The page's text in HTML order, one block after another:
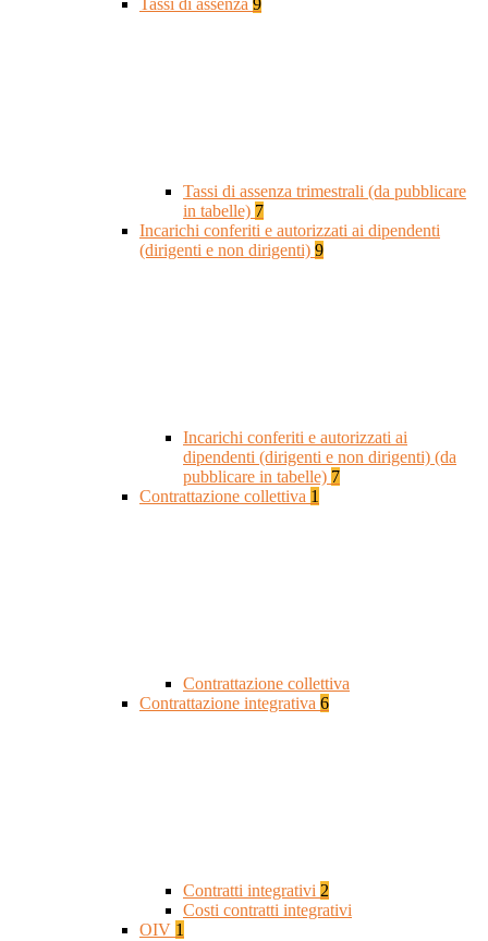
Tassi di assenza 9
Tassi di assenza trimestrali (da pubblicare
in tabelle) 7
Incarichi conferiti e autorizzati ai dipendenti
(dirigenti e non dirigenti) 9
Incarichi conferiti e autorizzati ai
dipendenti (dirigenti e non dirigenti) (da
pubblicare in tabelle) 7
Contrattazione collettiva 1
Contrattazione collettiva
Contrattazione integrativa 6
Contratti integrativi 2
Costi contratti integrativi
OIV 1